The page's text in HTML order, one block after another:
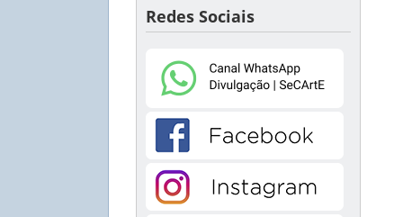
Redes Sociais